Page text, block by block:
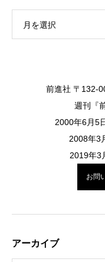
月を選択
前進社 〒132-
週刊『
2000年6月5
2008年3
2019年3
お問
アーカイブ